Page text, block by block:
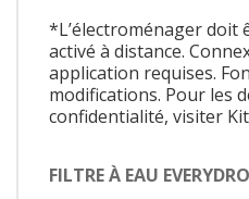
*L’électroménager doit
activé à distance.
application requises.
modifications. Pour les
confidentialité, visiter
FILTRE À EAU